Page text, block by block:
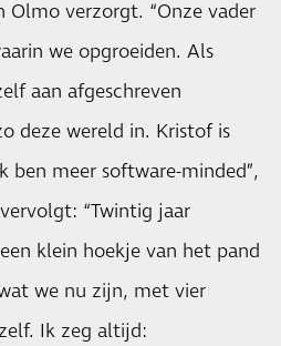
Olmo verzorgt. “Onze vader
we opgroeiden. Als
aan afgeschreven
deze wereld in. Kristof is
ben meer software-minded”,
“Twintig jaar
klein hoekje van het pand
we nu zijn, met vier
Ik zeg altijd: